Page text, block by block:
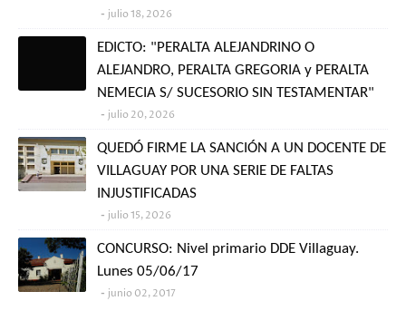
julio 18, 2026
EDICTO: "PERALTA ALEJANDRINO O
ALEJANDRO, PERALTA GREGORIA y PERALTA
NEMECIA S/ SUCESORIO SIN TESTAMENTAR"
julio 20, 2026
QUEDÓ FIRME LA SANCIÓN A UN DOCENTE DE
VILLAGUAY POR UNA SERIE DE FALTAS
INJUSTIFICADAS
julio 15, 2026
CONCURSO: Nivel primario DDE Villaguay.
Lunes 05/06/17
junio 02, 2017